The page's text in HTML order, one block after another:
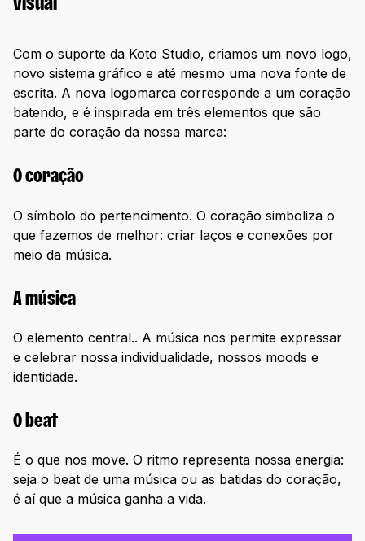
visual
Com o suporte da Koto Studio, criamos um novo logo,
novo sistema gráfico e até mesmo uma nova fonte de
escrita. A nova logomarca corresponde a um coração
batendo, e é inspirada em três elementos que são
parte do coração da nossa marca:
O coração
O símbolo do pertencimento. O coração simboliza o
que fazemos de melhor: criar laços e conexões por
meio da música.
A música
O elemento central.. A música nos permite expressar
e celebrar nossa individualidade, nossos moods e
identidade.
O beat
É o que nos move. O ritmo representa nossa energia:
seja o beat de uma música ou as batidas do coração,
é aí que a música ganha a vida.